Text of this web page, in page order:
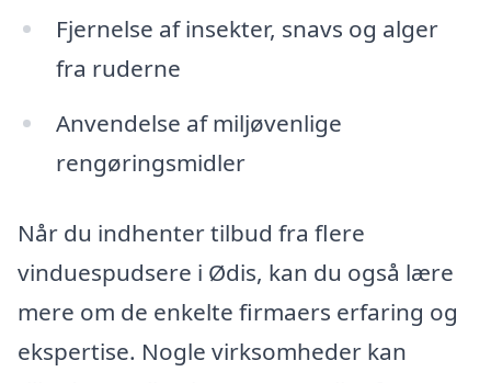
Fjernelse af insekter, snavs og alger
fra ruderne
Anvendelse af miljøvenlige
rengøringsmidler
Når du indhenter tilbud fra flere
vinduespudsere i Ødis, kan du også lære
mere om de enkelte firmaers erfaring og
ekspertise. Nogle virksomheder kan